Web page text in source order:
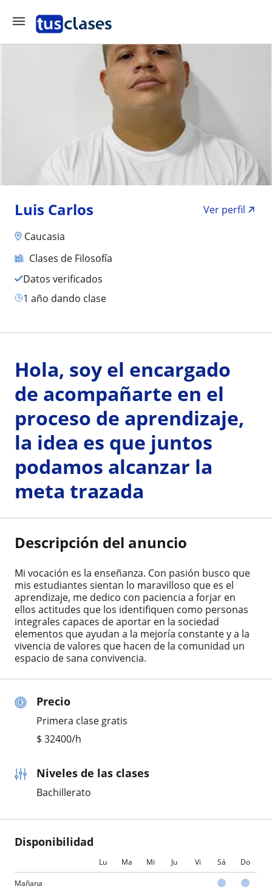
Luis Carlos
Ver perfil
Caucasia
Clases de Filosofía
Datos verificados
1 año dando clase
Precio
Primera clase gratis
$ 32400/h
Niveles de las clases
Bachillerato
Disponibilidad
Lu Ma Mi Ju Vi Sá Do
Mañana
Hola, soy el encargado
de acompañarte en el
proceso de aprendizaje,
la idea es que juntos
podamos alcanzar la
meta trazada
Descripción del anuncio
Mi vocación es la enseñanza. Con pasión busco que
mis estudiantes sientan lo maravilloso que es el
aprendizaje, me dedico con paciencia a forjar en
ellos actitudes que los identifiquen como personas
integrales capaces de aportar en la sociedad
elementos que ayudan a la mejoría constante y a la
vivencia de valores que hacen de la comunidad un
espacio de sana convivencia.